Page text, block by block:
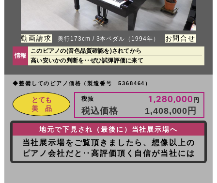
動画請求 奥行173cm / 3本ペダル（1994年） お問合せ
情報
このピアノの(音色品質確認を)されてから
高い安いかの判断を‥ぜひ試弾評価に来て
◆整備してのピアノ価格（製造番号 5368464）
とても
美 品
税抜 1,280,000 円
税込価格 1,408,000 円
地元で下見され（最後に）当社展示場へ
当社展示場をご覧頂きましたら、想像以上の
ピアノ会社だと‥高評価頂く自信が当社には